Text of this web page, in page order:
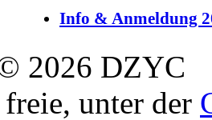
Info & Anmeldung
2026 DZYC
unter der